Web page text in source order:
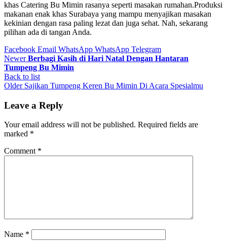
khas Catering Bu Mimin rasanya seperti masakan rumahan.Produksi
makanan enak khas Surabaya yang mampu menyajikan masakan
kekinian dengan rasa paling lezat dan juga sehat. Nah, sekarang
pilihan ada di tangan Anda.
Facebook Email WhatsApp WhatsApp Telegram
Newer Berbagi Kasih di Hari Natal Dengan Hantaran
Tumpeng Bu Mimin
Back to list
Older Sajikan Tumpeng Keren Bu Mimin Di Acara Spesialmu
Leave a Reply
Your email address will not be published. Required fields are
marked *
Comment *
Name *